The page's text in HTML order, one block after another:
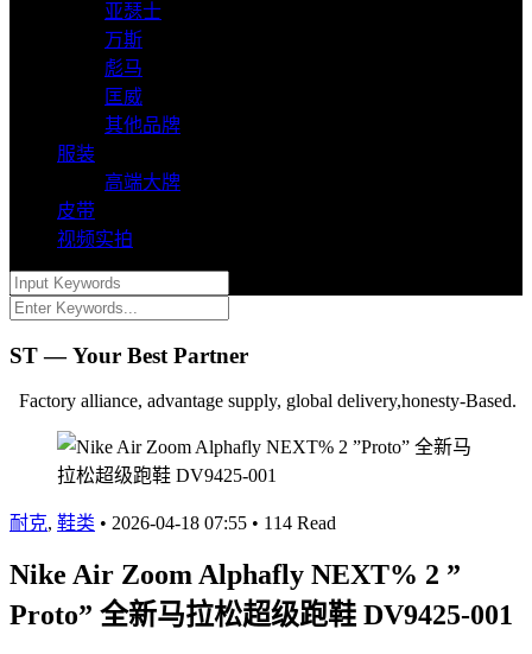
亚瑟士
万斯
彪马
匡威
其他品牌
服装
高端大牌
皮带
视频实拍
ST — Your Best Partner
Factory alliance, advantage supply, global delivery,honesty-Based.
耐克, 鞋类 • 2026-04-18 07:55 • 114 Read
Nike Air Zoom Alphafly NEXT% 2 ”
Proto” 全新马拉松超级跑鞋 DV9425-001